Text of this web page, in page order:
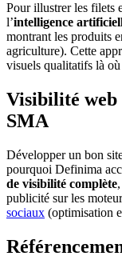
Pour illustrer les filets
l’intelligence
montrant les produits
agriculture). Cette
visuels qualitatifs là
Visibilité web
SMA
Développer un bon
pourquoi Definima
de visibilité complète
publicité sur les
sociaux (optimisation